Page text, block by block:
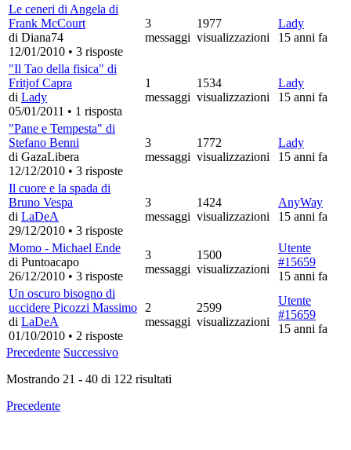
Le ceneri di Angela di
Frank McCourt
di Diana74
12/01/2010 • 3 risposte
3
messaggi
1977
visualizzazioni
Lady
15 anni fa
"Il Tao della fisica" di
Fritjof Capra
di Lady
05/01/2011 • 1 risposta
1
messaggi
1534
visualizzazioni
Lady
15 anni fa
"Pane e Tempesta" di
Stefano Benni
di GazaLibera
12/12/2010 • 3 risposte
3
messaggi
1772
visualizzazioni
Lady
15 anni fa
Il cuore e la spada di
Bruno Vespa
di LaDeA
29/12/2010 • 3 risposte
3
messaggi
1424
visualizzazioni
AnyWay
15 anni fa
Momo - Michael Ende
di Puntoacapo
26/12/2010 • 3 risposte
3
messaggi
1500
visualizzazioni
Utente
#15659
15 anni fa
Un oscuro bisogno di
uccidere Picozzi Massimo
di LaDeA
01/10/2010 • 2 risposte
2
messaggi
2599
visualizzazioni
Utente
#15659
15 anni fa
Precedente Successivo
Mostrando 21 - 40 di 122 risultati
Precedente